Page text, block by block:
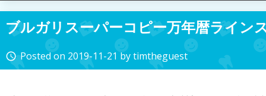
ブルガリスーパーコピー万年暦ライン
access_time Posted on 2019-11-21 bytimtheguest